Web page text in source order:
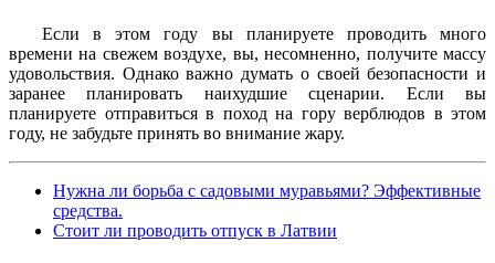
Если в этом году вы планируете проводить много
времени на свежем воздухе, вы, несомненно, получите массу
удовольствия. Однако важно думать о своей безопасности и
заранее планировать наихудшие сценарии. Если вы
планируете отправиться в поход на гору верблюдов в этом
году, не забудьте принять во внимание жару.
Нужна ли борьба с садовыми муравьями? Эффективные
средства.
Стоит ли проводить отпуск в Латвии